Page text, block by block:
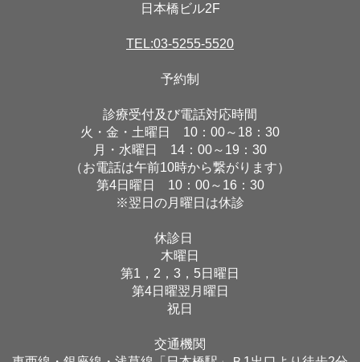
日本橋ビル2F
TEL:03-5255-5520
予約制
診療受付及び電話対応時間
火・金・土曜日 10：00～18：30
月・水曜日 14：00～19：30
（お電話は午前10時から繋がります）
第4日曜日 10：00～16：30
※翌日の月曜日は休診
休診日
木曜日
第1，2，3，5日曜日
第4日曜翌月曜日
祝日
交通機関